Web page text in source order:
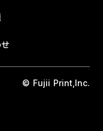
© Fujii Print,Inc.